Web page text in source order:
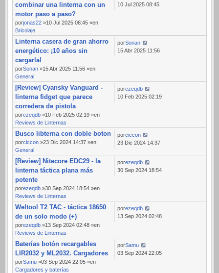
combinar una linterna con un
motor paso a paso?
porjonas22 »10 Jul 2025 08:45 »en
Bricolaje
10 Jul 2025 08:45
Linterna casera de gran ahorro
energético: ¡10 años sin
cargarla!
porSonan »15 Abr 2025 11:56 »en
General
porSonan
15 Abr 2025 11:56
[Review] Cyansky Vanguard -
linterna fidget que parece
corredera de pistola
porezeqdb »10 Feb 2025 02:19 »en
Reviews de Linternas
porezeqdb
10 Feb 2025 02:19
Busco libterna con doble boton
porciccon »23 Dic 2024 14:37 »en
General
porciccon
23 Dic 2024 14:37
[Review] Nitecore EDC29 - la
linterna táctica plana más
potente
porezeqdb »30 Sep 2024 18:54 »en
Reviews de Linternas
porezeqdb
30 Sep 2024 18:54
Weltool T2 TAC - táctica 18650
de un solo modo (+)
porezeqdb »13 Sep 2024 02:48 »en
Reviews de Linternas
porezeqdb
13 Sep 2024 02:48
Baterías botón recargables
LIR2032 y ML2032. Cargadores
porSamu »03 Sep 2024 22:05 »en
Cargadores y baterías
porSamu
03 Sep 2024 22:05